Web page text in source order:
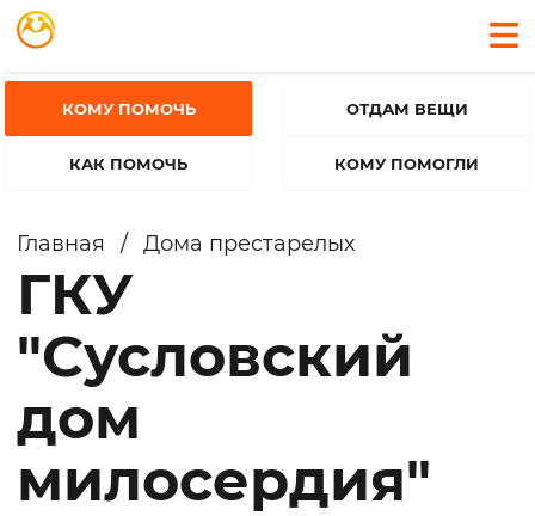
КОМУ ПОМОЧЬ
КАК ПОМОЧЬ
ОТДАМ ВЕЩИ
КОМУ ПОМОГЛИ
Главная / Дома престарелых
ГКУ
"Сусловский
дом
милосердия"